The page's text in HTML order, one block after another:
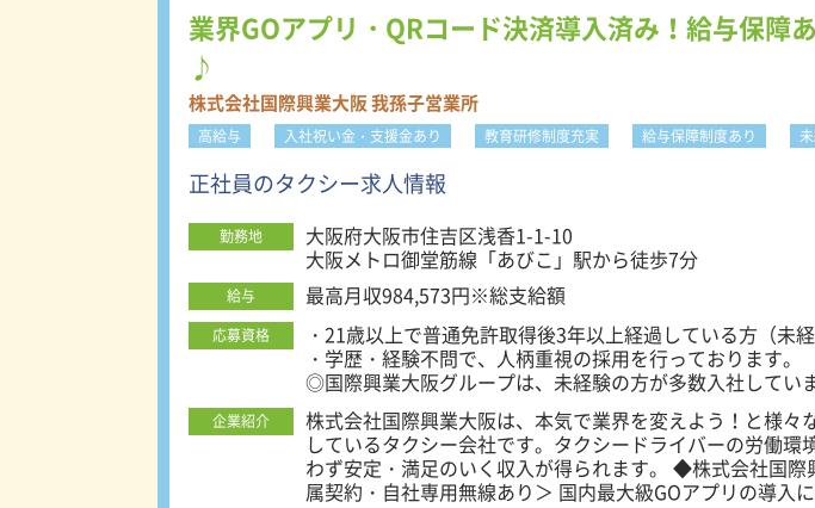
＜不安点は対面で解決！＞
面接前に会社説明会・質疑応答を通じて、不安や疑問を
業界にかかわらず今まで培った経験（アルバイト含む）を
考え、二種免許費用を全額会社で負担しています。提携教
28年6月に女性ドライバーの採用に向けた取組や子育て中
環境整備を行っている事業者として国土交通省より認定されています。 ＜
従業員数1700名突破 日本交通グループ関西の従業員数が
ました。※FC、日本型ライドシェアドライバー除く ＜教育制度について＞ 【入社後は万全
の教育体制をご用意】 未経験の方も約1週間で二種免許を
にて二種免許取得 ※費用は全額会社負担（規定あり） ◆
研修 ◆社内研修施設での接客・車内機材研修 ◆タクシーセ
客教育 【独り立ち後のサポートも充実】 研修の仕上げとし
ら、実務経験を積んで独り立ちです。その後も日本交通90
ュアルを携え、安心・安全な乗務に取り組みましょう。ま
定、なにわなんでも大阪検定など、すぐに業務へ活かせる
います！ 【関西最大級の専用研修施設でスキルアップ】 社
訓練認定校として指定を受けています。 認定の専用研修施
ングなどを行う為、業界未経験者の方も自信を持って乗務
きます！未経験者も安心して飛び込んできてください！
業界GOアプリ・QRコード決済導入済み！給与保障
♪
株式会社国際興業大阪 我孫子営業所
高給与 入社祝い金・支援金あり 教育研修制度充実 給与保障制度あり
正社員のタクシー求人情報
勤務地
大阪府大阪市住吉区浅香1-1-10
大阪メトロ御堂筋線「あびこ」駅から徒歩7分
給与 最高月収984,573円※総支給額
応募資格
・21歳以上で普通免許取得後3年以上経過している方（未経
・学歴・経験不問で、人柄重視の採用を行っております。
◎国際興業大阪グループは、未経験の方が多数入社してい
ももちろん応募可能です！
企業紹介
株式会社国際興業大阪は、本気で業界を変えよう！と様々
しているタクシー会社です。タクシードライバーの労働環
わず安定・満足のいく収入が得られます。 ◆株式会社国際興業大阪の強み◆ ＜GOアプリ専
属契約・自社専用無線あり＞ 国内最大級GOアプリの導入